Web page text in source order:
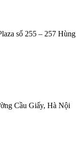
số 255 – 257
Cầu Giấy, Hà Nội